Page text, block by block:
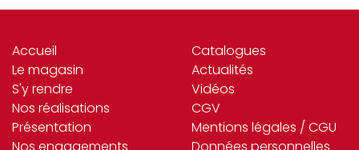
Accueil
Le magasin
S'y rendre
Nos réalisations
Présentation
Catalogues
Actualités
Vidéos
CGV
Mentions légales / CGU